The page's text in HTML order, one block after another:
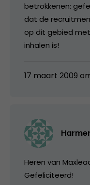
betrokkenen:
dat de
op dit gebied
inhalen is!
17 maart 2009
Heren van
Gefeliciteerd!